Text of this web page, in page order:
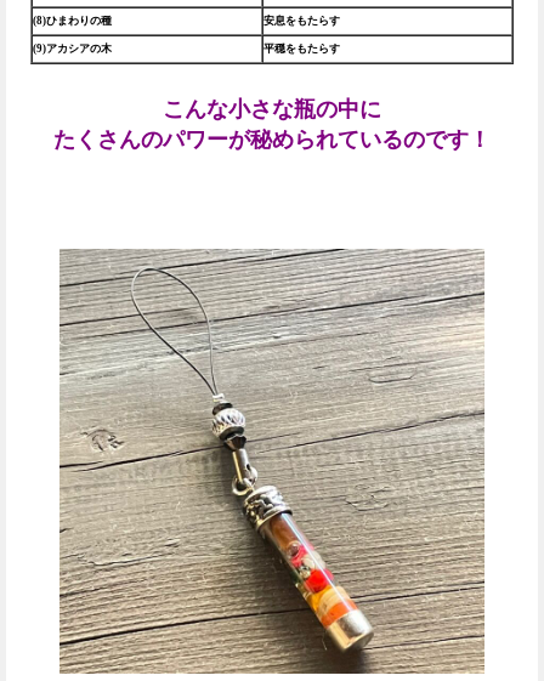
(8)ひまわりの種 安息をもたらす
(9)アカシアの木 平穏をもたらす
こんな小さな瓶の中に
たくさんのパワーが秘められているのです！